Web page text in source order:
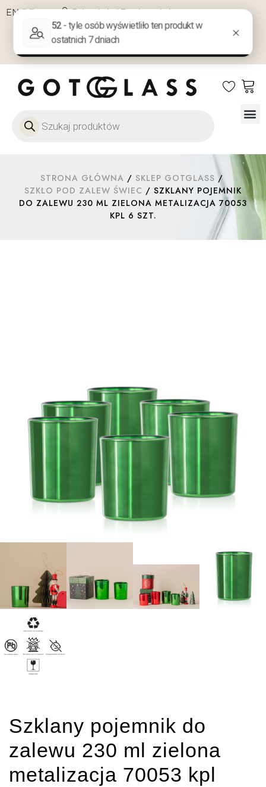
EN DE PL Zaloguj się / Zarejestruj się
NA PREZENT
STRONA GŁÓWNA / SKLEP GOTGLASS /
SZKŁO POD ZALEW ŚWIEC / SZKLANY POJEMNIK
DO ZALEWU 230 ML ZIELONA METALIZACJA 70053
KPL 6 SZT.
Szklany pojemnik do
zalewu 230 ml zielona
metalizacja 70053 kpl